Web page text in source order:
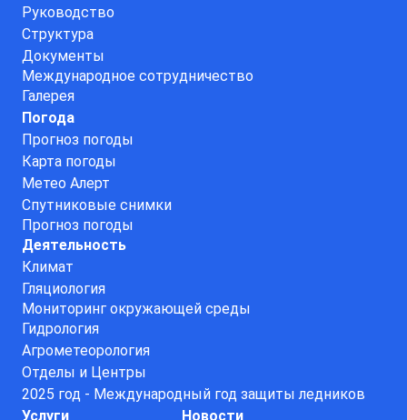
Руководство
Структура
Документы
Международное сотрудничество
Галерея
Погода
Прогноз погоды
Карта погоды
Метео Алерт
Спутниковые снимки
Прогноз погоды
Деятельность
Климат
Гляциология
Мониторинг окружающей среды
Гидрология
Агрометеорология
Отделы и Центры
2025 год - Международный год защиты ледников
Услуги
Новости